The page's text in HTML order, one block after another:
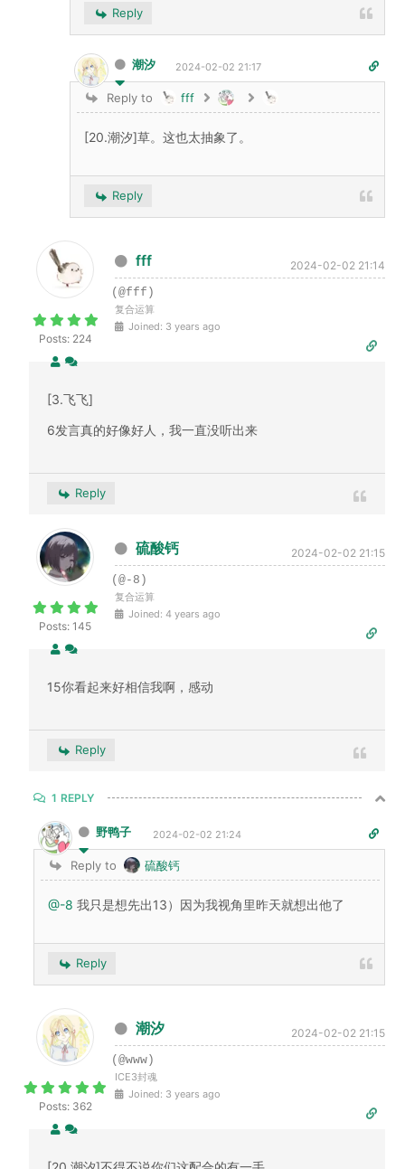
Reply
潮汐 2024-02-02 21:17
Reply to fff
[20.潮汐]草。这也太抽象了。
Reply
Posts: 224
fff
2024-02-02 21:14
(@fff)
复合运算
Joined: 3 years ago
[3.飞飞]
6发言真的好像好人，我一直没听出来
Reply
Posts: 145
硫酸钙
2024-02-02 21:15
(@-8)
复合运算
Joined: 4 years ago
15你看起来好相信我啊，感动
Reply
1 REPLY
野鸭子 2024-02-02 21:24
Reply to 硫酸钙
@-8 我只是想先出13）因为我视角里昨天就想出他了
Reply
Posts: 362
潮汐
2024-02-02 21:15
(@www)
ICE3封魂
Joined: 3 years ago